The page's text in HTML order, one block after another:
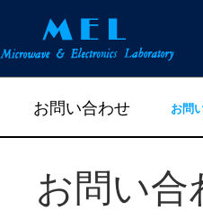
お問い合わせ お問
お問い合